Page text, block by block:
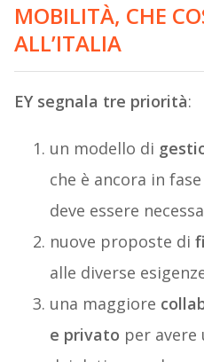
MOBILITÀ, CHE
ALL’ITALIA
EY segnala tre priorità:
un modello di
che è ancora in
deve essere
nuove proposte di
alle diverse
una maggiore
e privato per avere